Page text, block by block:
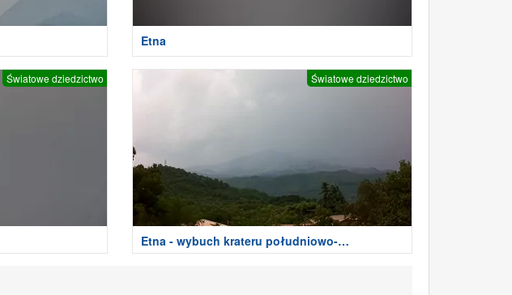
Etna
Światowe dziedzictwo Światowe dziedzictwo
Etna - wybuch krateru południowo-
wschodniego